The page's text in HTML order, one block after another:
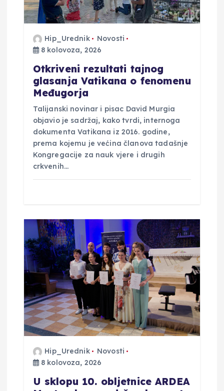
o
Hip_Urednik
Novosti
8 kolovoza, 2026
Otkriveni rezultati tajnog
glasanja Vatikana o fenomenu
Međugorja
Talijanski novinar i pisac David Murgia
objavio je sadržaj, kako tvrdi, internoga
dokumenta Vatikana iz 2016. godine,
prema kojemu je većina članova tadašnje
Kongregacije za nauk vjere i drugih
crkvenih…
Hip_Urednik
Novosti
8 kolovoza, 2026
U sklopu 10. obljetnice ARDEA